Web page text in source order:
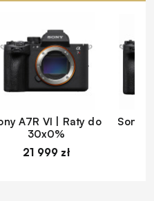
A7R VI | Raty do
30x0%
21 999 zł
Sony